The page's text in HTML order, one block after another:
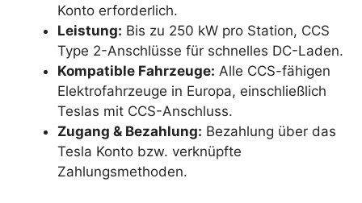
Konto erforderlich.
Leistung: Bis zu 250 kW pro Station, CCS
Type 2-Anschlüsse für schnelles DC-Laden.
Kompatible Fahrzeuge: Alle CCS-fähigen
Elektrofahrzeuge in Europa, einschließlich
Teslas mit CCS-Anschluss.
Zugang & Bezahlung: Bezahlung über das
Tesla Konto bzw. verknüpfte
Zahlungsmethoden.